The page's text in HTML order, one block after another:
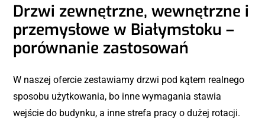
Drzwi zewnętrzne, wewnętrzne i
przemysłowe w Białymstoku –
porównanie zastosowań
W naszej ofercie zestawiamy drzwi pod kątem realnego
sposobu użytkowania, bo inne wymagania stawia
wejście do budynku, a inne strefa pracy o dużej rotacji.